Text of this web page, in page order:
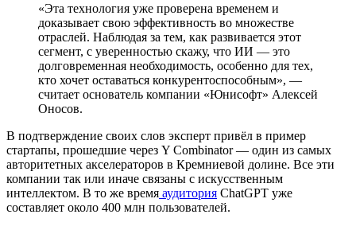
«Эта технология уже проверена временем и
доказывает свою эффективность во множестве
отраслей. Наблюдая за тем, как развивается этот
сегмент, с уверенностью скажу, что ИИ — это
долговременная необходимость, особенно для тех,
кто хочет оставаться конкурентоспособным», —
считает основатель компании «Юнисофт» Алексей
Оносов.
В подтверждение своих слов эксперт привёл в пример
стартапы, прошедшие через Y Combinator — один из самых
авторитетных акселераторов в Кремниевой долине. Все эти
компании так или иначе связаны с искусственным
интеллектом. В то же время аудитория ChatGPT уже
составляет около 400 млн пользователей.